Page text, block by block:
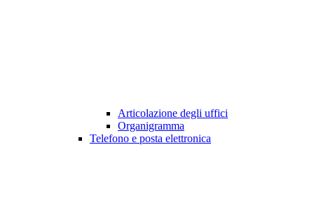
Articolazione degli uffici
Organigramma
Telefono e posta elettronica